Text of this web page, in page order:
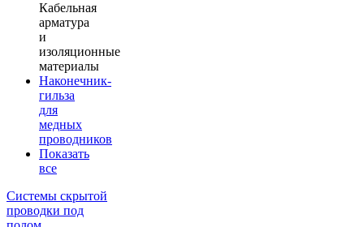
Кабельная
арматура
и
изоляционные
материалы
Наконечник-
гильза
для
медных
проводников
Показать
все
Системы скрытой
проводки под